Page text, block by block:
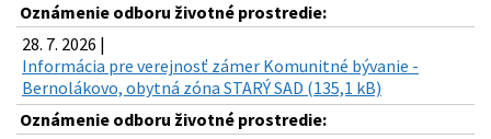
Oznámenie odboru životné prostredie:
28. 7. 2026 |
Informácia pre verejnosť zámer Komunitné bývanie -
Bernolákovo, obytná zóna STARÝ SAD (135,1 kB)
Oznámenie odboru životné prostredie: